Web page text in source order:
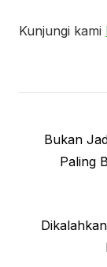
Kunjungi kami
pos
Previous
Bukan
Paling
Next